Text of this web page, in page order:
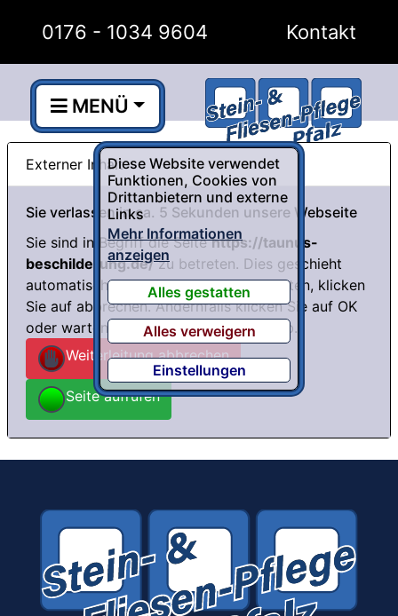
0176 - 1034 9604 Kontakt
MENÜ
Diese Website verwendet
Funktionen, Cookies von
Drittanbietern und externe
Links
Mehr Informationen
anzeigen
Alles gestatten
Alles verweigern
Einstellungen
Externer Inhalt
Sie verlassen in ca. 5 Sekunden unsere Webseite
Sie sind in Begriff die Seitehttps://taunus-
beschilderung.de/zu betreten. Dies geschieht
automatisch. Wenn Sie dies nicht möchten, klicken
Sie auf abbrechen. Andernfalls klicken Sie auf OK
oder warten die restlichen Sekunden ab.
Weiterleitung abbrechen
Seite aufrufen